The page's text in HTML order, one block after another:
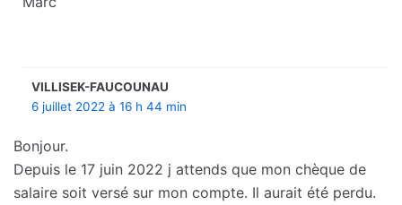
VILLISEK-FAUCOUNAU
6 juillet 2022 à 16 h 44 min
Bonjour.
Depuis le 17 juin 2022 j attends que mon chèque de
salaire soit versé sur mon compte. Il aurait été perdu.